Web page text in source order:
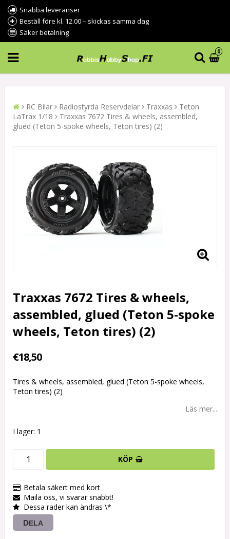
Snabba leveranser
Beställ före kl. 12.00 – skickas samma dag
Säker betalning
0
RC Bilar Radiostyrda Reservdelar Traxxas
Teton
LaTrax 1/18
Traxxas 7672 Tires & wheels, assembled,
glued (Teton 5-spoke wheels, Teton tires) (2)
Traxxas 7672 Tires & wheels,
assembled, glued (Teton 5-spoke
wheels, Teton tires) (2)
€18,50
Tires & wheels, assembled, glued (Teton 5-spoke wheels,
Teton tires) (2)
Läs mer...
I lager: 1
KÖP
Betala säkert med kort
Maila oss, vi svarar snabbt!
Dessa rader kan ändras \*
DELA